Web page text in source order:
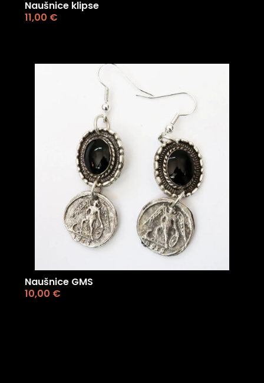
Naušnice klipse
11,00 €
Naušnice GMS
10,00 €